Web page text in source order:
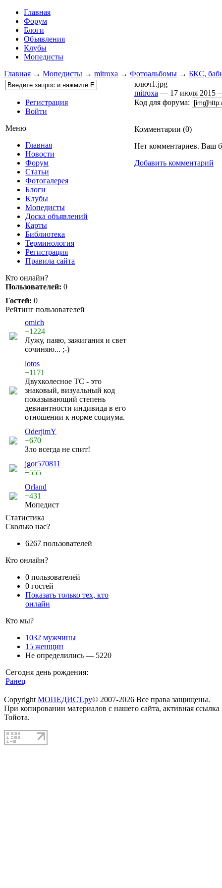
Главная
Форум
Блоги
Объявления
Клубы
Мопедисты
Главная → Мопедисты → mitroxa → Фотоальбомы → БКС,
Регистрация
Войти
Меню
Главная
Новости
Форум
Статьи
Фотогалерея
Блоги
Клубы
Мопедисты
Доска объявлений
Карты
Библиотека
Терминология
Регистрация
Правила сайта
Кто онлайн?
Пользователей: 0
Гостей: 0
Рейтинг пользователей
omich
+1224
Лужу, паяю, зажигания и свет
сочиняю... ;-)
lotos
+1171
Двухколесное ТС - это
знаковый, визуальный код
показывающий степень
девиантности индивида в его
отношении к норме социума.
OderjimY
+670
Зло всегда не спит!
jgor570811
+555
Orland
+431
Мопедист
Статистика
Сколько нас?
6267 пользователей
Кто онлайн?
0 пользователей
0 гостей
Показать только тех, кто
онлайн
Кто мы?
1032 мужчины
15 женщин
Не определились — 5220
Сегодня день рождения:
Ранец
ключ1.jpg
mitroxa — 17 июля 2015
Код для форума:
Комментарии (0)
Нет комментариев. Ваш
Добавить комментарий
Copyright МОПЕДИСТ.ру© 2007-2026 Все права защищены.
При копировании материалов с нашего сайта, активная
Тойота.